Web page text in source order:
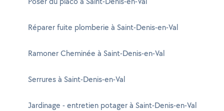
Réparer fuite plomberie à Saint-Denis-en-Val
Ramoner Cheminée à Saint-Denis-en-Val
Serrures à Saint-Denis-en-Val
Jardinage - entretien potager à Saint-Denis-en-Val